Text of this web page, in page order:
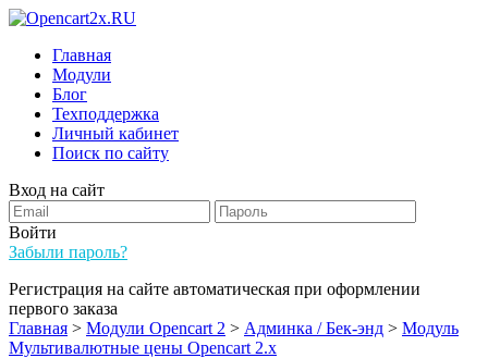
Главная
Модули
Блог
Техподдержка
Личный кабинет
Поиск по сайту
Вход на сайт
Войти
Забыли пароль?
Регистрация на сайте автоматическая при оформлении
первого заказа
Главная > Модули Opencart 2 > Админка / Бек-энд > Модуль
Мультивалютные цены Opencart 2.x